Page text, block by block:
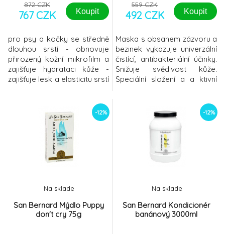
872 CZK
767 CZK Koupit
pro psy a kočky se středně
dlouhou srstí - obnovuje
přirozený kožní mikrofilm a
zajišťuje hydrataci kůže -
zajišťuje lesk a elasticitu srstí
Použití: Po dokonalém
spláchnutí šamponu jemně
vetřete do kůže a srsti
celého těla potřebné
množství kondicioneru. Po 3-
10 minutách ho spláchněte
559 CZK
492 CZK Koupit
Maska s obsahem zázvoru a
bezinek vykazuje univerzální
čistící, antibakteriální účinky.
Snižuje svědivost kůže.
Speciální složení a a ktivní
hedvábný vzhled. Má
výraznou vůni, kterou lze
spojit s
aromaterapií. POUŽITÍPro
psy a kočky:Masku aplikujte
po opláchnutí šamponu na
-12%
San Bernard Mýdlo Puppy
don't cry 75g
Na sklade
-12%
San Bernard Kondicionér
banánový 3000ml
Na sklade